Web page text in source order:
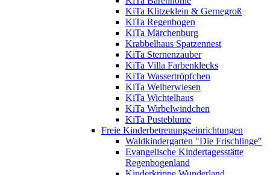
KiTa Klitzeklein & Gernegroß
KiTa Regenbogen
KiTa Märchenburg
Krabbelhaus Spatzennest
KiTa Sternenzauber
KiTa Villa Farbenklecks
KiTa Wassertröpfchen
KiTa Weiherwiesen
KiTa Wichtelhaus
KiTa Wirbelwindchen
KiTa Pusteblume
Freie Kinderbetreuungseinrichtungen
Waldkindergarten "Die Frischlinge"
Evangelische Kindertagesstätte
Regenbogenland